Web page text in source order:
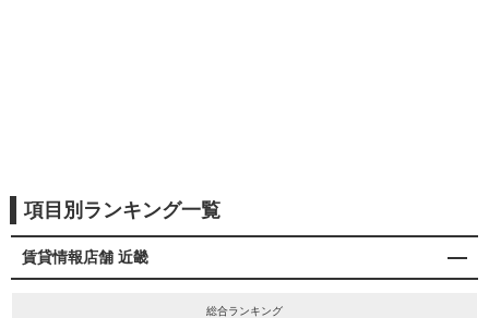
項目別ランキング一覧
賃貸情報店舗 近畿
総合ランキング